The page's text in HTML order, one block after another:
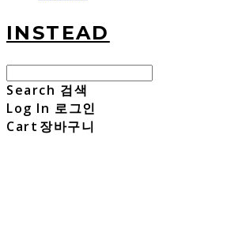
INSTEAD
Search 검색
Log In 로그인
Cart 장바구니